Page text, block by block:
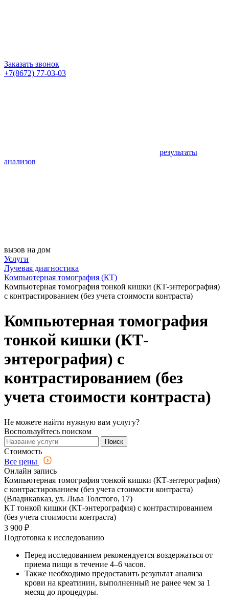
Заказать звонок
+7(8672) 77-03-03
результаты
анализов
вызов на дом
Услуги
Лучевая диагностика
Компьютерная томография (КТ)
Компьютерная томография тонкой кишки (КТ-энтерография)
с контрастированием (без учета стоимости контраста)
Компьютерная томография
тонкой кишки (КТ-
энтерография) с
контрастированием (без
учета стоимости контраста)
Не можете найти нужную вам услугу?
Воспользуйтесь поиском
Поиск
Стоимость
Все цены
Онлайн запись
Компьютерная томография тонкой кишки (КТ-энтерография)
с контрастированием (без учета стоимости контраста)
(Владикавказ, ул. Льва Толстого, 17)
КТ тонкой кишки (КТ-энтерография) с контрастированием
(без учета стоимости контраста)
3 900 ₽
Подготовка к исследованию
Перед исследованием рекомендуется воздержаться от
приема пищи в течение 4–6 часов.
Также необходимо предоставить результат анализа
крови на креатинин, выполненный не ранее чем за 1
месяц до процедуры.